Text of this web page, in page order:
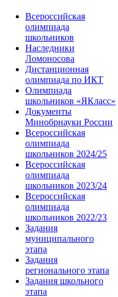
Всероссийская
олимпиада
школьников
Наследники
Ломоносова
Дистанционная
олимпиада по ИКТ
Олимпиада
школьников «ЯКласс»
Документы
Минобрнауки России
Всероссийская
олимпиада
школьников 2024/25
Всероссийская
олимпиада
школьников 2023/24
Всероссийская
олимпиада
школьников 2022/23
Задания
муниципального
этапа
Задания
регионального этапа
Задания школьного
этапа